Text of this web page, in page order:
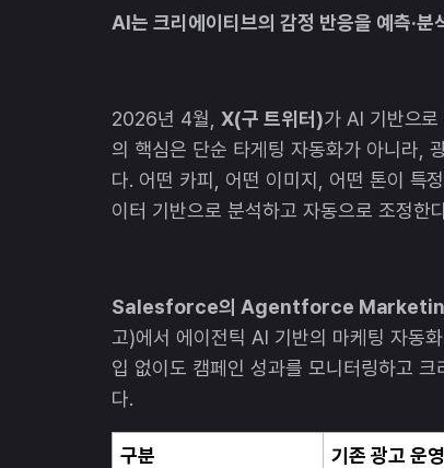
AI는 크리에이티브의 감정 반응을 예측·
2026년 4월, X(구 트위터)가 AI 기반으
의 핵심은 단순 타게팅 자동화가 아니라,
다. 어떤 카피, 어떤 이미지, 어떤 톤이 특
이터 기반으로 분석하고 자동으로 조정한
Salesforce의 Agentforce
고)에서 에이전틱 AI 기반의 마케팅 자동
입 없이도 캠페인 성과를 모니터링하고
다.
구분 기존 광고 운영